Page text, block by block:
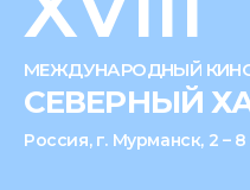
МЕЖДУНАРОДНЫЙ
СЕВЕРНЫЙ
Россия, г. Мурманск, 2 –